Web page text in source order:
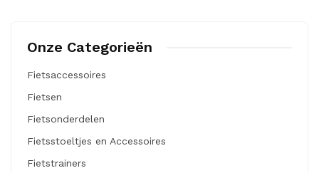
Onze Categorieën
Fietsaccessoires
Fietsen
Fietsonderdelen
Fietsstoeltjes en Accessoires
Fietstrainers